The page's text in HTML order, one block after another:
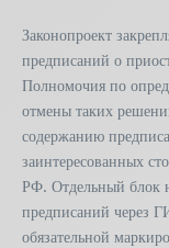
Законопроект
предписаний о
Полномочия по
отмены таких
содержанию
заинтересованных
РФ. Отдельный блок
предписаний через
обязательной